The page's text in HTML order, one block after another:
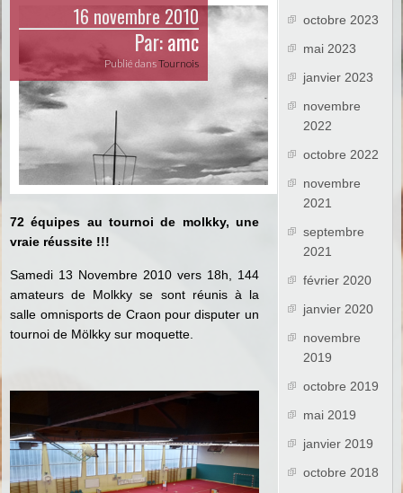
16 novembre 2010
Par:amc
Publié dansTournois
72 équipes au tournoi de molkky, une
vraie réussite !!!
Samedi 13 Novembre 2010 vers 18h, 144
amateurs de Molkky se sont réunis à la
salle omnisports de Craon pour disputer un
tournoi de Mölkky sur moquette.
octobre 2023
mai 2023
janvier 2023
novembre
2022
octobre 2022
novembre
2021
septembre
2021
février 2020
janvier 2020
novembre
2019
octobre 2019
mai 2019
janvier 2019
octobre 2018